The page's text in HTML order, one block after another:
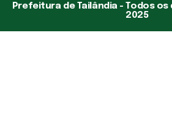
Prefeitura de Tailândia - Todos
2025